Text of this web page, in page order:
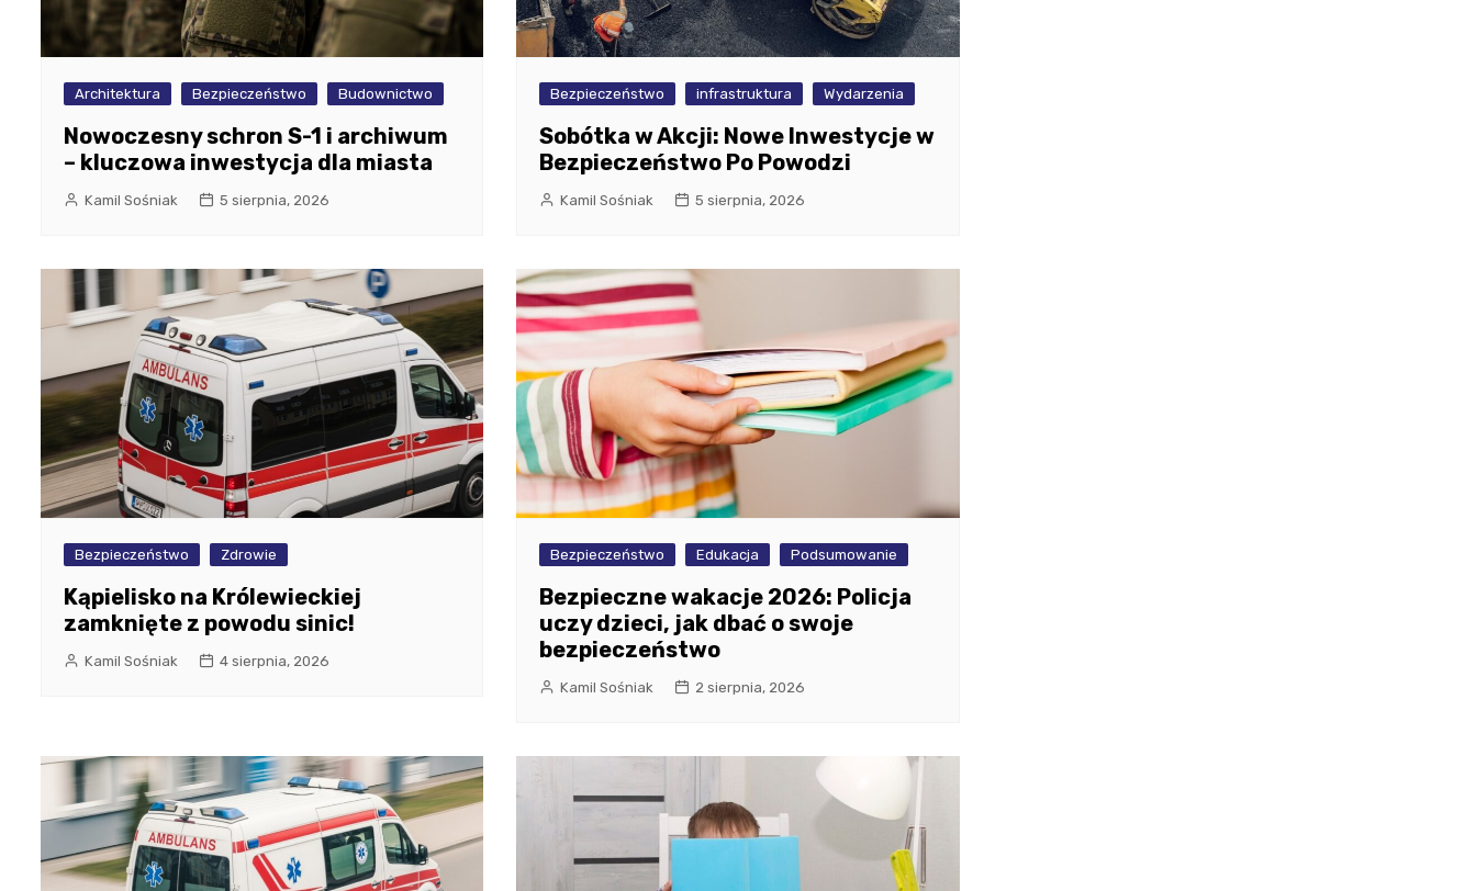
Architektura Bezpieczeństwo Budownictwo
Nowoczesny schron S-1 i archiwum
– kluczowa inwestycja dla miasta
Kamil Sośniak 5 sierpnia, 2026
Bezpieczeństwo infrastruktura Wydarzenia
Sobótka w Akcji: Nowe Inwestycje w
Bezpieczeństwo Po Powodzi
Kamil Sośniak 5 sierpnia, 2026
Bezpieczeństwo Zdrowie
Kąpielisko na Królewieckiej
zamknięte z powodu sinic!
Kamil Sośniak 4 sierpnia, 2026
Bezpieczeństwo Edukacja Podsumowanie
Bezpieczne wakacje 2026: Policja
uczy dzieci, jak dbać o swoje
bezpieczeństwo
Kamil Sośniak 2 sierpnia, 2026